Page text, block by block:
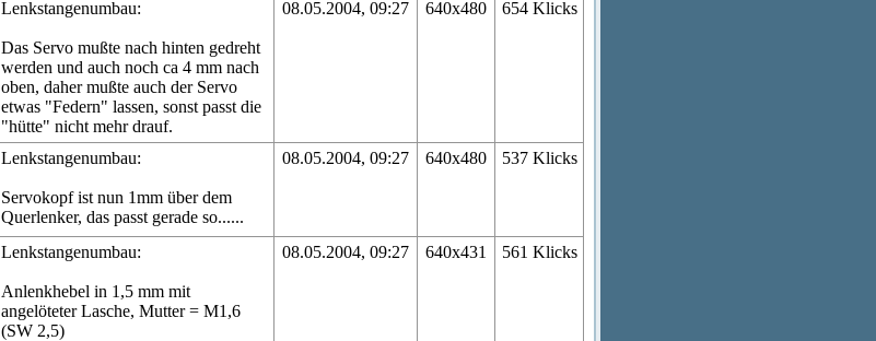
Lenkstangenumbau:
Das Servo mußte nach hinten gedreht
werden und auch noch ca 4 mm nach
oben, daher mußte auch der Servo
etwas "Federn" lassen, sonst passt die
"hütte" nicht mehr drauf.
08.05.2004, 09:27 640x480 654 Klicks
Lenkstangenumbau:
Servokopf ist nun 1mm über dem
Querlenker, das passt gerade so......
08.05.2004, 09:27 640x480 537 Klicks
Lenkstangenumbau:
Anlenkhebel in 1,5 mm mit
angelöteter Lasche, Mutter = M1,6
(SW 2,5)
08.05.2004, 09:27 640x431 561 Klicks